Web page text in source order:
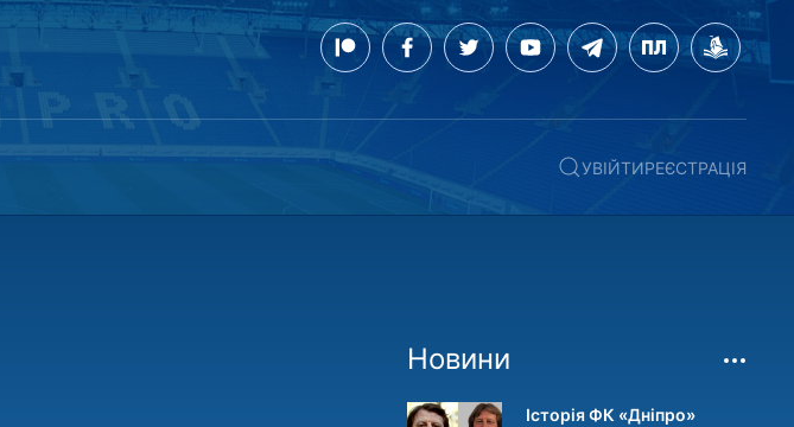
УВІЙТИРЕЄСТРАЦІЯ
Новини
Історія ФК «Дніпро»